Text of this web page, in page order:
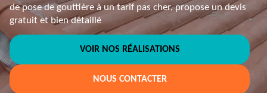
de pose de gouttière à un tarif pas cher, propose un devis
gratuit et bien détaillé
VOIR NOS RÉALISATIONS
NOUS CONTACTER